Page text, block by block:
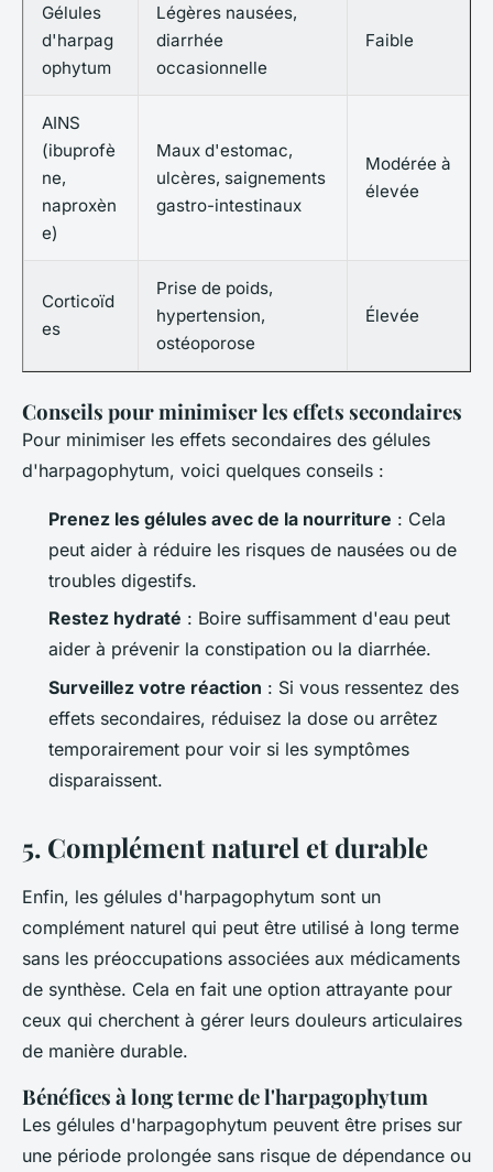
Gélules
d'harpag
ophytum
Légères nausées,
diarrhée
occasionnelle
Faible
AINS
(ibuprofè
ne,
naproxèn
e)
Maux d'estomac,
ulcères, saignements
gastro-intestinaux
Modérée à
élevée
Corticoïd
es
Prise de poids,
hypertension,
ostéoporose
Élevée
Conseils pour minimiser les effets secondaires
Pour minimiser les effets secondaires des gélules
d'harpagophytum, voici quelques conseils :
Prenez les gélules avec de la nourriture : Cela
peut aider à réduire les risques de nausées ou de
troubles digestifs.
Restez hydraté : Boire suffisamment d'eau peut
aider à prévenir la constipation ou la diarrhée.
Surveillez votre réaction : Si vous ressentez des
effets secondaires, réduisez la dose ou arrêtez
temporairement pour voir si les symptômes
disparaissent.
5. Complément naturel et durable
Enfin, les gélules d'harpagophytum sont un
complément naturel qui peut être utilisé à long terme
sans les préoccupations associées aux médicaments
de synthèse. Cela en fait une option attrayante pour
ceux qui cherchent à gérer leurs douleurs articulaires
de manière durable.
Bénéfices à long terme de l'harpagophytum
Les gélules d'harpagophytum peuvent être prises sur
une période prolongée sans risque de dépendance ou